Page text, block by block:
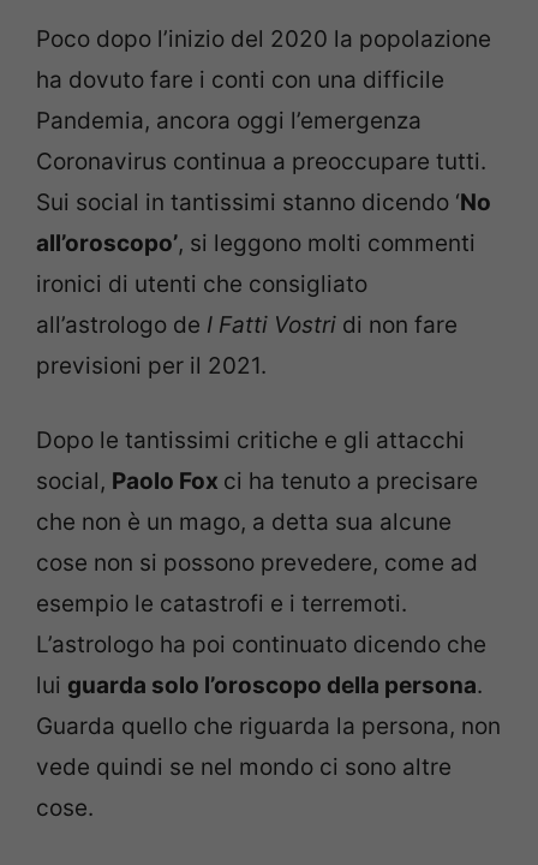
Poco dopo l’inizio del 2020 la popolazione
ha dovuto fare i conti con una difficile
Pandemia, ancora oggi l’emergenza
Coronavirus continua a preoccupare tutti.
Sui social in tantissimi stanno dicendo ‘No
all’oroscopo’, si leggono molti commenti
ironici di utenti che consigliato
all’astrologo de I Fatti Vostri di non fare
previsioni per il 2021.
Dopo le tantissimi critiche e gli attacchi
social, Paolo Fox ci ha tenuto a precisare
che non è un mago, a detta sua alcune
cose non si possono prevedere, come ad
esempio le catastrofi e i terremoti.
L’astrologo ha poi continuato dicendo che
lui guarda solo l’oroscopo della persona.
Guarda quello che riguarda la persona, non
vede quindi se nel mondo ci sono altre
cose.